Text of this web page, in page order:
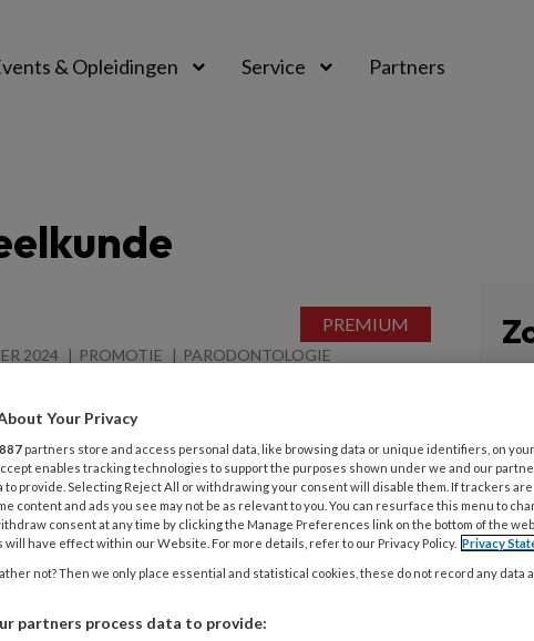
& Opleidingen Service Partners
2024 PROMOTIE PARODONTOLOGIE
heeft onderzoek gedaan naar het effect
parodontitis op ontstekingsmediatoren in het
individuen met apicale parodontitis
zowel voor als na de extractie van de
tand. Deze tanden moesten worden getrokken
niet te restaureren waren of omdat de patiënt
wilde. Athina promoveert.
Your Privacy
887 partners store and access personal data, like browsing data or unique identifiers, on
enables tracking technologies to support the purposes shown under we and our
to provide. Selecting Reject All or withdrawing your consent will disable them. If trackers are
content and ads you see may not be as relevant to you. You can resurface this menu to
consent at any time by clicking the Manage Preferences link on the bottom of the
will have effect within our Website. For more details, refer to our Privacy Policy. Privacy
not? Then we only place essential and statistical cookies, these do not record any data
partners process data to provide: